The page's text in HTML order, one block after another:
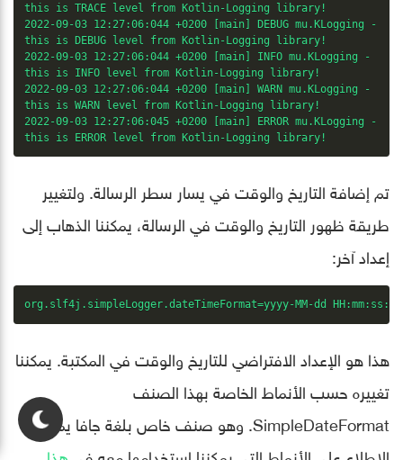
this is TRACE level from Kotlin-Logging library!
2022-09-03 12:27:06:044 +0200 [main] DEBUG mu.KLogging -
this is DEBUG level from Kotlin-Logging library!
2022-09-03 12:27:06:044 +0200 [main] INFO mu.KLogging -
this is INFO level from Kotlin-Logging library!
2022-09-03 12:27:06:044 +0200 [main] WARN mu.KLogging -
this is WARN level from Kotlin-Logging library!
2022-09-03 12:27:06:045 +0200 [main] ERROR mu.KLogging -
this is ERROR level from Kotlin-Logging library!
تم إضافة التاريخ والوقت في يسار سطر الرسالة. ولتغيير
طريقة ظهور التاريخ والوقت في الرسالة، يمكننا الذهاب إلى
إعداد آخر:
org.slf4j.simpleLogger.dateTimeFormat=yyyy-MM-dd
هذا هو الإعداد الافتراضي للتاريخ والوقت في المكتبة. يمكننا
تغييره حسب الأنماط الخاصة بهذا الصنف
SimpleDateFormat. وهو صنف خاص بلغة جافا يمكننا